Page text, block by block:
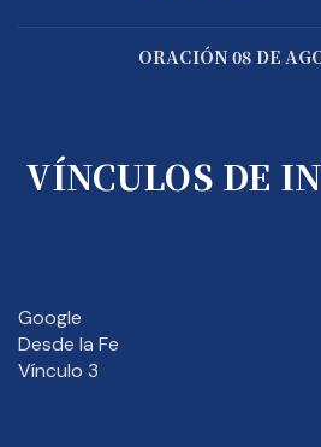
ORACIÓN 08 DE
VÍNCULOS DE
Google
Desde la Fe
Vínculo 3